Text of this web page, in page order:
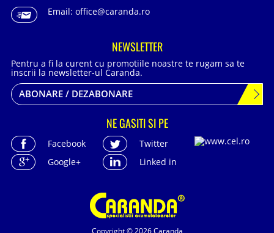
Email: office@caranda.ro
NEWSLETTER
Pentru a fi la curent cu promotiile noastre te rugam sa te
inscrii la newsletter-ul Caranda.
ABONARE / DEZABONARE
NE GASITI SI PE
Facebook
Twitter
Google+
Linked in